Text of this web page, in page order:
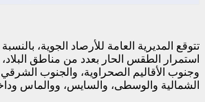
تتوقع المديرية العامة للأرصاد الجوية،
استمرار الطقس الحار بعدد من مناطق
وجنوب الأقاليم الصحراوية، والجنوب الشرقي
الشمالية والوسطى، والسايس، ووالماس